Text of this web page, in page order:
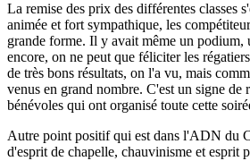
La remise des prix des différentes classes
animée et fort sympathique, les
grande forme. Il y avait même un podium,
encore, on ne peut que féliciter les
de très bons résultats, on l'a vu, mais
venus en grand nombre. C'est un signe de
bénévoles qui ont organisé toute cette
Autre point positif qui est dans l'ADN du
d'esprit de chapelle, chauvinisme et esprit